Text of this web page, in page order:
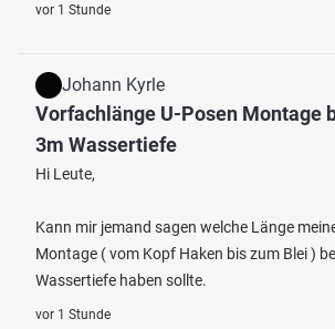
vor 1 Stunde
Johann Kyrle
Vorfachlänge U-Posen Montage
3m Wassertiefe
Hi Leute,
Kann mir jemand sagen welche Länge
Montage ( vom Kopf Haken bis zum Blei )
Wassertiefe haben sollte.
vor 1 Stunde